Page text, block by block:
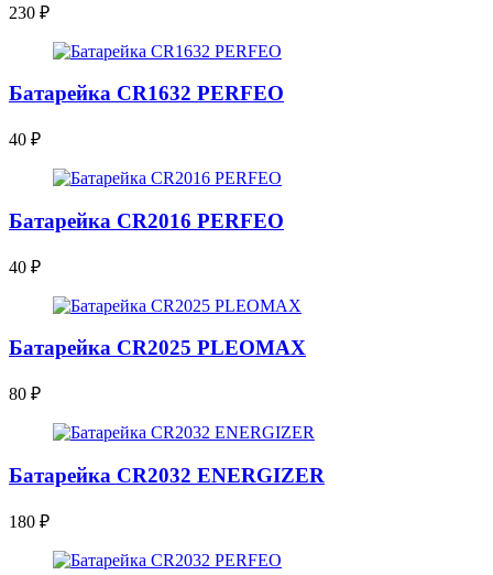
230 ₽
Батарейка CR1632 PERFEO
40 ₽
Батарейка CR2016 PERFEO
40 ₽
Батарейка CR2025 PLEOMAX
80 ₽
Батарейка CR2032 ENERGIZER
180 ₽